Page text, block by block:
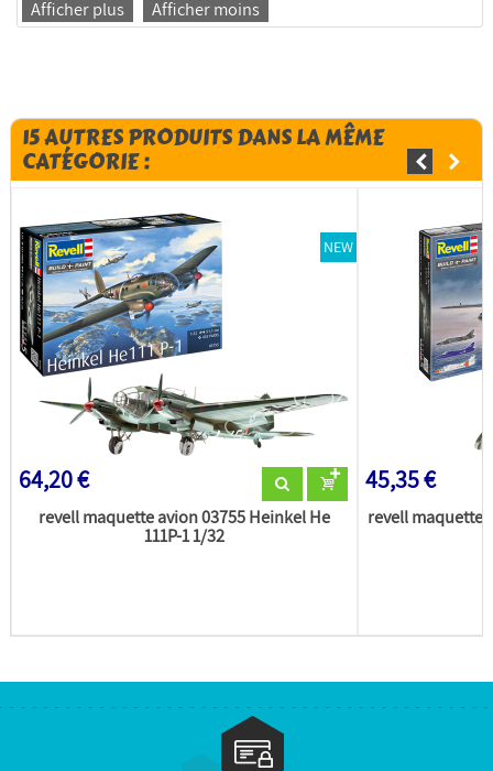
Afficher plus Afficher moins
15 AUTRES PRODUITS DANS LA MÊME
CATÉGORIE :
NEW
64,20 €
revell maquette avion 03755 Heinkel He
111P-1 1/32
45,35 €
revell maquette